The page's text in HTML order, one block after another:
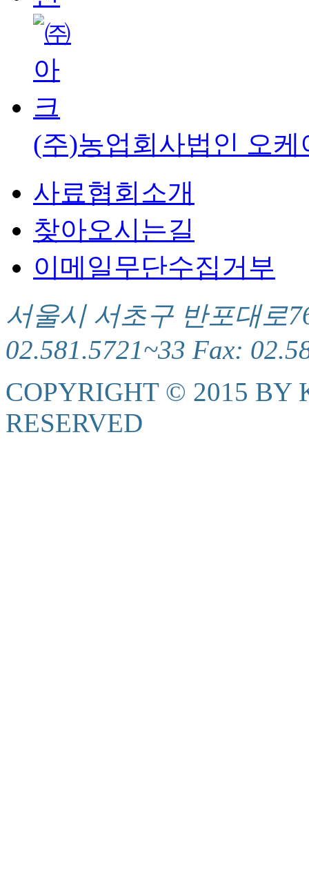
(주)농업회사법인 오케
사료협회소개
찾아오시는길
이메일무단수집거부
서울시 서초구 반포대로
02.581.5721~33 Fax:
COPYRIGHT © 2015 BY
RESERVED